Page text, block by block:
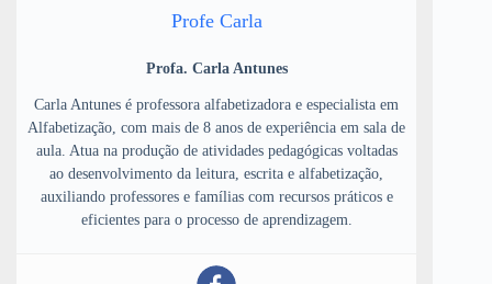
Profe Carla
Profa. Carla Antunes
Carla Antunes é professora alfabetizadora e especialista em
Alfabetização, com mais de 8 anos de experiência em sala de
aula. Atua na produção de atividades pedagógicas voltadas
ao desenvolvimento da leitura, escrita e alfabetização,
auxiliando professores e famílias com recursos práticos e
eficientes para o processo de aprendizagem.